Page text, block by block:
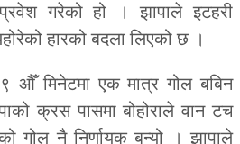
गरेको हो । झापाले इटहरी
हारको बदला लिएको छ ।
औँ मिनेटमा एक मात्र गोल बबिन
क्रस पासमा बोहोराले वान टच
गोल नै निर्णायक बन्यो । झापाले